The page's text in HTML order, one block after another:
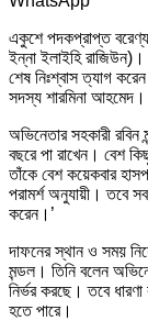
একুশে পদকপ্রাপ্ত
ইন্না ইলাইহি রাজিউন)।
শেষ নিঃশ্বাস ত্যাগ
সদস্য শারমিনা আহমেদ।
অভিনেতার সহকারী
বছরে পা রাখেন। বেশ
তাঁকে বেশ কয়েকবার
পরামর্শ অনুযায়ী। তবে সব
করেন।’
দাফনের স্থান ও সময়
মন্ডল। তিনি বলেন
নির্ভর করছে। তবে ধারণা
হতে পারে।